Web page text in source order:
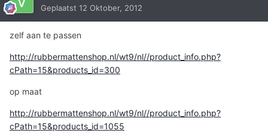
Geplaatst 12 Oktober, 2012
zelf aan te passen
http://rubbermattenshop.nl/wt9/nl//product_info.php?
cPath=15&products_id=300
op maat
http://rubbermattenshop.nl/wt9/nl//product_info.php?
cPath=15&products_id=1055